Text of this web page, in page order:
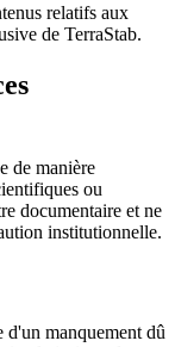
relatifs aux
de TerraStab.
de manière
ou
documentaire et ne
institutionnelle.
d'un manquement dû